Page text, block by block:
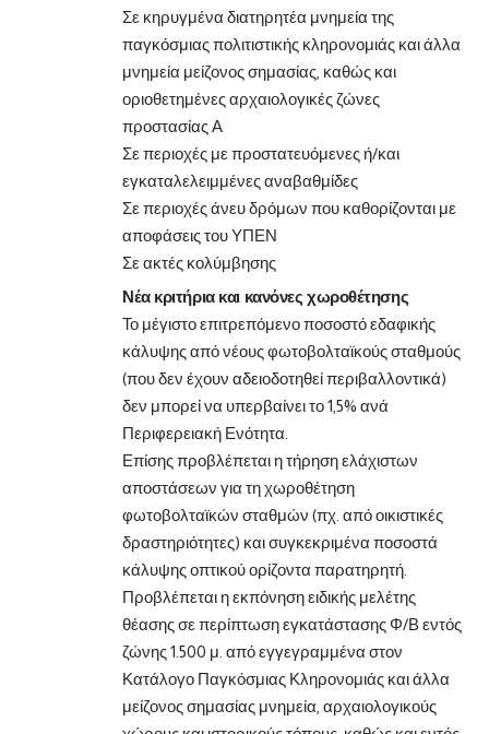
Σε κηρυγμένα διατηρητέα μνημεία της
παγκόσμιας πολιτιστικής κληρονομιάς και άλλα
μνημεία μείζονος σημασίας, καθώς και
οριοθετημένες αρχαιολογικές ζώνες
προστασίας Α
Σε περιοχές με προστατευόμενες ή/και
εγκαταλελειμμένες αναβαθμίδες
Σε περιοχές άνευ δρόμων που καθορίζονται με
αποφάσεις του ΥΠΕΝ
Σε ακτές κολύμβησης
Νέα κριτήρια και κανόνες χωροθέτησης
Το μέγιστο επιτρεπόμενο ποσοστό εδαφικής
κάλυψης από νέους φωτοβολταϊκούς σταθμούς
(που δεν έχουν αδειοδοτηθεί περιβαλλοντικά)
δεν μπορεί να υπερβαίνει το 1,5% ανά
Περιφερειακή Ενότητα.
Επίσης προβλέπεται η τήρηση ελάχιστων
αποστάσεων για τη χωροθέτηση
φωτοβολταϊκών σταθμών (πχ. από οικιστικές
δραστηριότητες) και συγκεκριμένα ποσοστά
κάλυψης οπτικού ορίζοντα παρατηρητή.
Προβλέπεται η εκπόνηση ειδικής μελέτης
θέασης σε περίπτωση εγκατάστασης Φ/Β εντός
ζώνης 1.500 μ. από εγγεγραμμένα στον
Κατάλογο Παγκόσμιας Κληρονομιάς και άλλα
μείζονος σημασίας μνημεία, αρχαιολογικούς